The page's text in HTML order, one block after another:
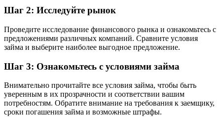
Шаг 2: Исследуйте рынок
Проведите исследование финансового рынка и ознакомьтесь с
предложениями различных компаний. Сравните условия
займа и выберите наиболее выгодное предложение.
Шаг 3: Ознакомьтесь с условиями займа
Внимательно прочитайте все условия займа, чтобы быть
уверенным в их прозрачности и соответствии вашим
потребностям. Обратите внимание на требования к заемщику,
сроки погашения займа и возможные штрафы.